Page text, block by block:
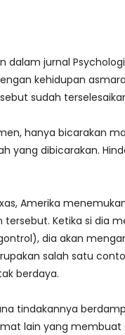
dalam jurnal
kehidupan
sudah
hanya bicarakan
yang dibicarakan.
Amerika
Ketika si dia
dia akan
salah satu
berdaya.
tindakannya
lain yang